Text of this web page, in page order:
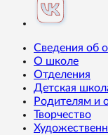
Сведения об
О школе
Отделения
Детская
Родителям и
Творчество